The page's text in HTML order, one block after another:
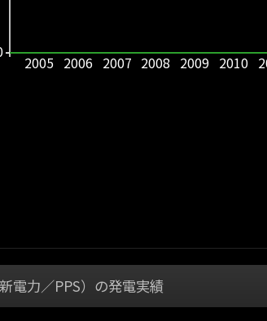
2005 2006 2007 2008 2009 2010
電力／PPS）の発電実績